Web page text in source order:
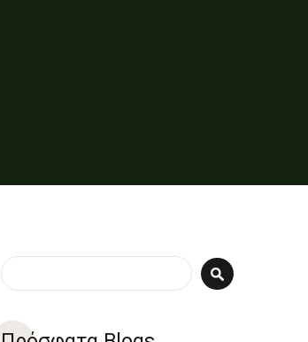
Φόρμα αναζήτησης
Αναζήτηση